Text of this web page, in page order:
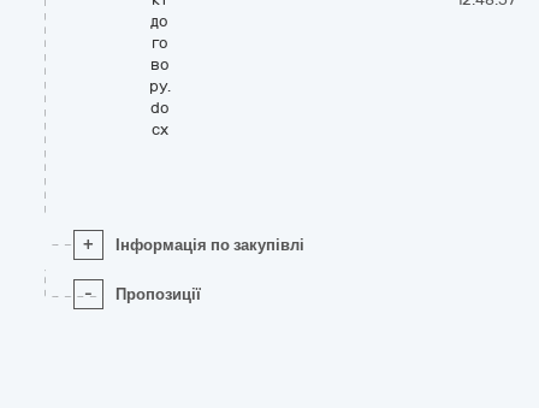
до
го
во
ру.
do
cx
+ Інформація по закупівлі
- Пропозиції